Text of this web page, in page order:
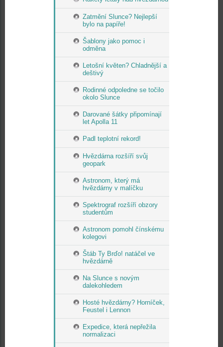
Zatmění Slunce? Nejlepší
bylo na papíře!
Šablony jako pomoc i
odměna
Letošní květen? Chladnější a
deštivý
Rodinné odpoledne se točilo
okolo Slunce
Darované šátky připomínají
let Apolla 11
Padl teplotní rekord!
Hvězdárna rozšíří svůj
geopark
Astronom, který má
hvězdárny v malíčku
Spektrograf rozšíří obzory
studentům
Astronom pomohl čínskému
kolegovi
Štáb Ty Brďo! natáčel ve
hvězdárně
Na Slunce s novým
dalekohledem
Hosté hvězdárny? Horníček,
Feustel i Lennon
Expedice, která nepřežila
normalizaci